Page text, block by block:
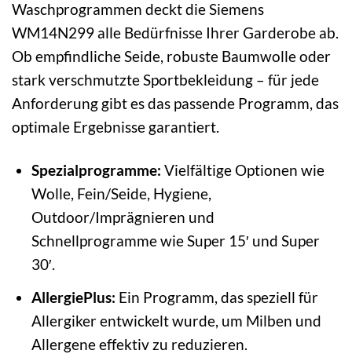
Waschprogrammen deckt die Siemens
WM14N299 alle Bedürfnisse Ihrer Garderobe ab.
Ob empfindliche Seide, robuste Baumwolle oder
stark verschmutzte Sportbekleidung – für jede
Anforderung gibt es das passende Programm, das
optimale Ergebnisse garantiert.
Spezialprogramme: Vielfältige Optionen wie
Wolle, Fein/Seide, Hygiene,
Outdoor/Imprägnieren und
Schnellprogramme wie Super 15′ und Super
30′.
AllergiePlus: Ein Programm, das speziell für
Allergiker entwickelt wurde, um Milben und
Allergene effektiv zu reduzieren.